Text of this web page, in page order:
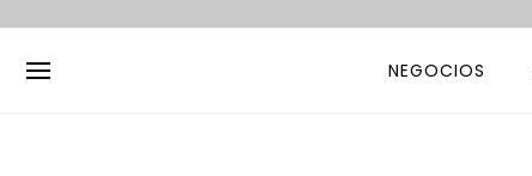
NEGOCIOS